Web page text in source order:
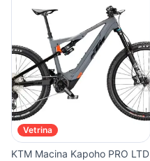
Vetrina
KTM Macina Kapoho PRO LTD